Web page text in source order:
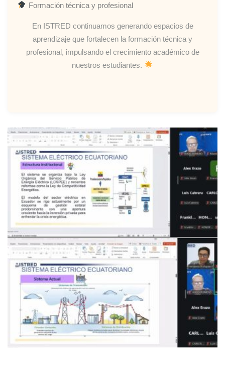
Formación técnica y profesional
En ISTRED continuamos generando espacios de
aprendizaje que fortalecen la formación técnica y
profesional, impulsando el crecimiento académico de
nuestros estudiantes.